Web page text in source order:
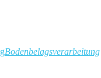
Bodenbelagsverarbeitung